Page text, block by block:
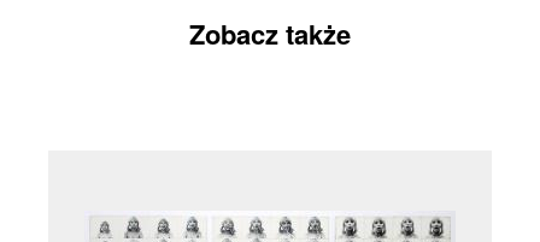
Zobacz także